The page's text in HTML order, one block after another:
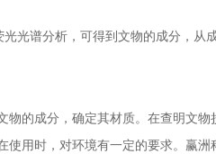
谱分析，可得到文物的成分，从
的成分，确定其材质。在查明文物
时，对环境有一定的要求。赢洲